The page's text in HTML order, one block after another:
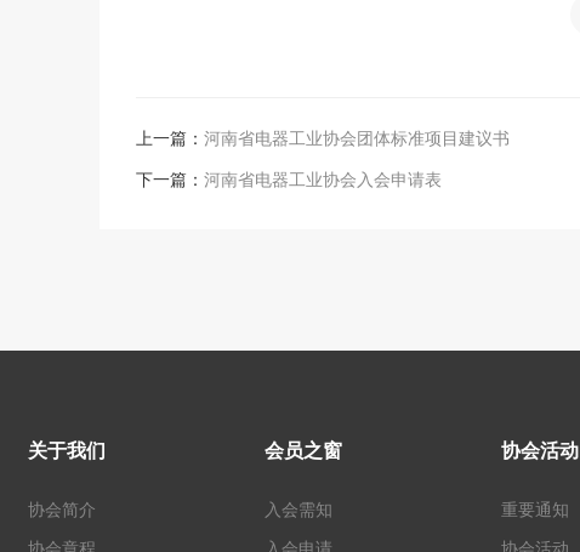
上一篇： 河南省电器工业协会团体标准项目建议书
下一篇： 河南省电器工业协会入会申请表
关于我们
协会简介
协会章程
会员之窗
入会需知
入会申请
协会活动
重要通知
协会活动